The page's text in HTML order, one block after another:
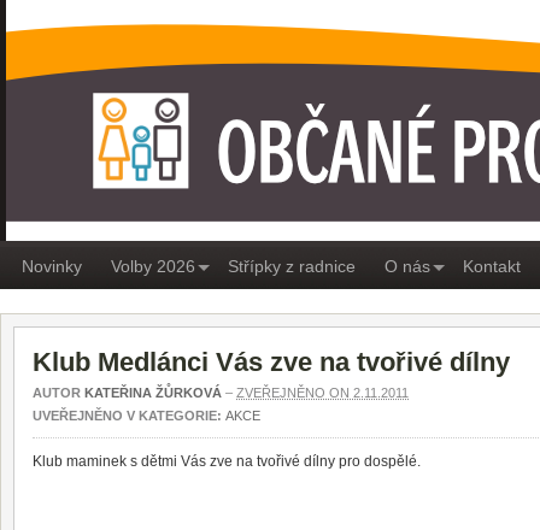
OBČANÉ PRO MEDLÁNKY
Novinky Volby 2026 Střípky z radnice O nás Kontakt
Klub Medlánci Vás zve na tvořivé dílny
AUTOR KATEŘINA ŽŮRKOVÁ – ZVEŘEJNĚNO ON 2.11.2011
UVEŘEJNĚNO V KATEGORIE: AKCE
Klub maminek s dětmi Vás zve na tvořivé dílny pro dospělé.